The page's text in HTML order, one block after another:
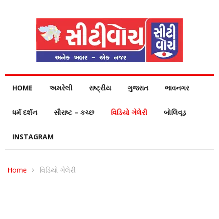
HOME અમરેલી રાષ્ટ્રીય ગુજરાત ભાવનગર
ધર્મ દર્શન સૌરાષ્ટ – કચ્છ વિડિયો ગેલેરી બોલિવૂડ
INSTAGRAM
Home વિડિયો ગેલેરી